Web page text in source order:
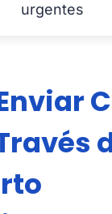
urgentes